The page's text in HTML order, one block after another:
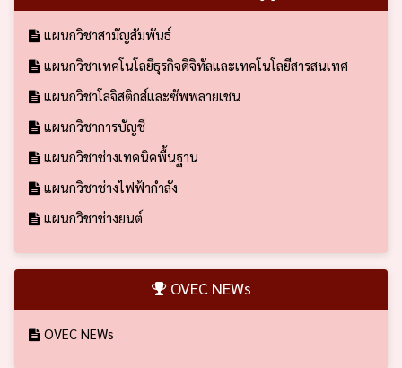
แผนกวิชาสามัญสัมพันธ์
แผนกวิชาเทคโนโลยีธุรกิจดิจิทัลและเทคโนโลยีสารสนเทศ
แผนกวิชาโลจิสติกส์และซัพพลายเชน
แผนกวิชาการบัญชี
แผนกวิชาช่างเทคนิคพื้นฐาน
แผนกวิชาช่างไฟฟ้ากำลัง
แผนกวิชาช่างยนต์
OVEC NEWs
OVEC NEWs